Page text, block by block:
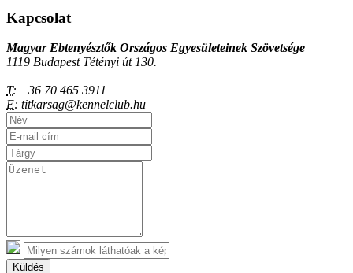
Kapcsolat
Magyar Ebtenyésztők Országos Egyesületeinek Szövetsége
1119 Budapest Tétényi út 130.
T: +36 70 465 3911
E: titkarsag@kennelclub.hu
Küldés